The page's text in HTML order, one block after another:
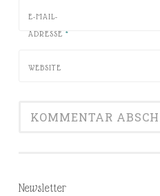
E-MAIL-
ADRESSE *
WEBSITE
Newsletter